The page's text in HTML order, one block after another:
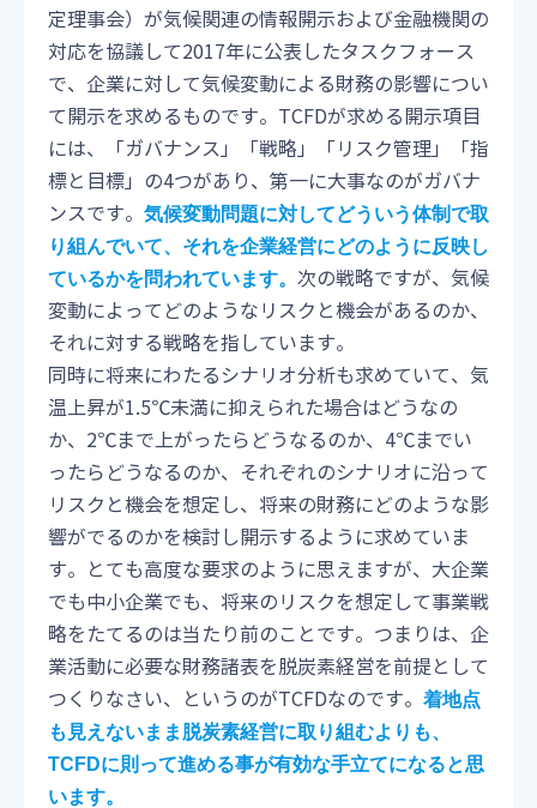
定理事会）が気候関連の情報開示および金融機関の
対応を協議して2017年に公表したタスクフォース
で、企業に対して気候変動による財務の影響につい
て開示を求めるものです。TCFDが求める開示項目
には、「ガバナンス」「戦略」「リスク管理」「指
標と目標」の4つがあり、第一に大事なのがガバナ
ンスです。 気候変動問題に対してどういう体制で取
り組んでいて、それを企業経営にどのように反映し
ているかを問われています。 次の戦略ですが、気候
変動によってどのようなリスクと機会があるのか、
それに対する戦略を指しています。
同時に将来にわたるシナリオ分析も求めていて、気
温上昇が1.5℃未満に抑えられた場合はどうなの
か、2℃まで上がったらどうなるのか、4℃までい
ったらどうなるのか、それぞれのシナリオに沿って
リスクと機会を想定し、将来の財務にどのような影
響がでるのかを検討し開示するように求めていま
す。とても高度な要求のように思えますが、大企業
でも中小企業でも、将来のリスクを想定して事業戦
略をたてるのは当たり前のことです。つまりは、企
業活動に必要な財務諸表を脱炭素経営を前提として
つくりなさい、というのがTCFDなのです。 着地点
も見えないまま脱炭素経営に取り組むよりも、
TCFDに則って進める事が有効な手立てになると思
います。